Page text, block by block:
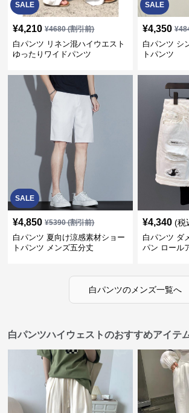
SALE
¥4,210 ¥4680(割引前)
白パンツ リネン混ハイウエスト
ゆったりワイドパンツ
SALE
¥4,350 ¥
白パンツ シ
トパンツ
SALE
¥4,850 ¥5390(割引前)
白パンツ 夏向け涼感素材ショー
トパンツ メンズ五分丈
¥4,340 (税
白パンツ ダ
パン ロール
白パンツのメンズ一覧へ
白パンツハイウェストのおすすめアイテ